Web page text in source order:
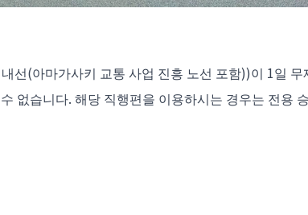
선(아마가사키 교통 사업 진흥 노선 포함))이 1일
없습니다. 해당 직행편을 이용하시는 경우는 전용